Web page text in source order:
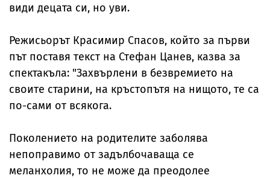
види децата си, но уви.
Режисьорът Красимир Спасов, който за първи
път поставя текст на Стефан Цанев, казва за
спектакъла: "Захвърлени в безвремието на
своите старини, на кръстопътя на нищото, те са
по-сами от всякога.
Поколението на родителите заболява
непоправимо от задълбочаваща се
меланхолия, то не може да преодолее